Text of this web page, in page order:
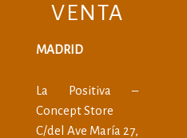
VENTA
MADRID
La Positiva –
Concept Store
C/del Ave María 27,